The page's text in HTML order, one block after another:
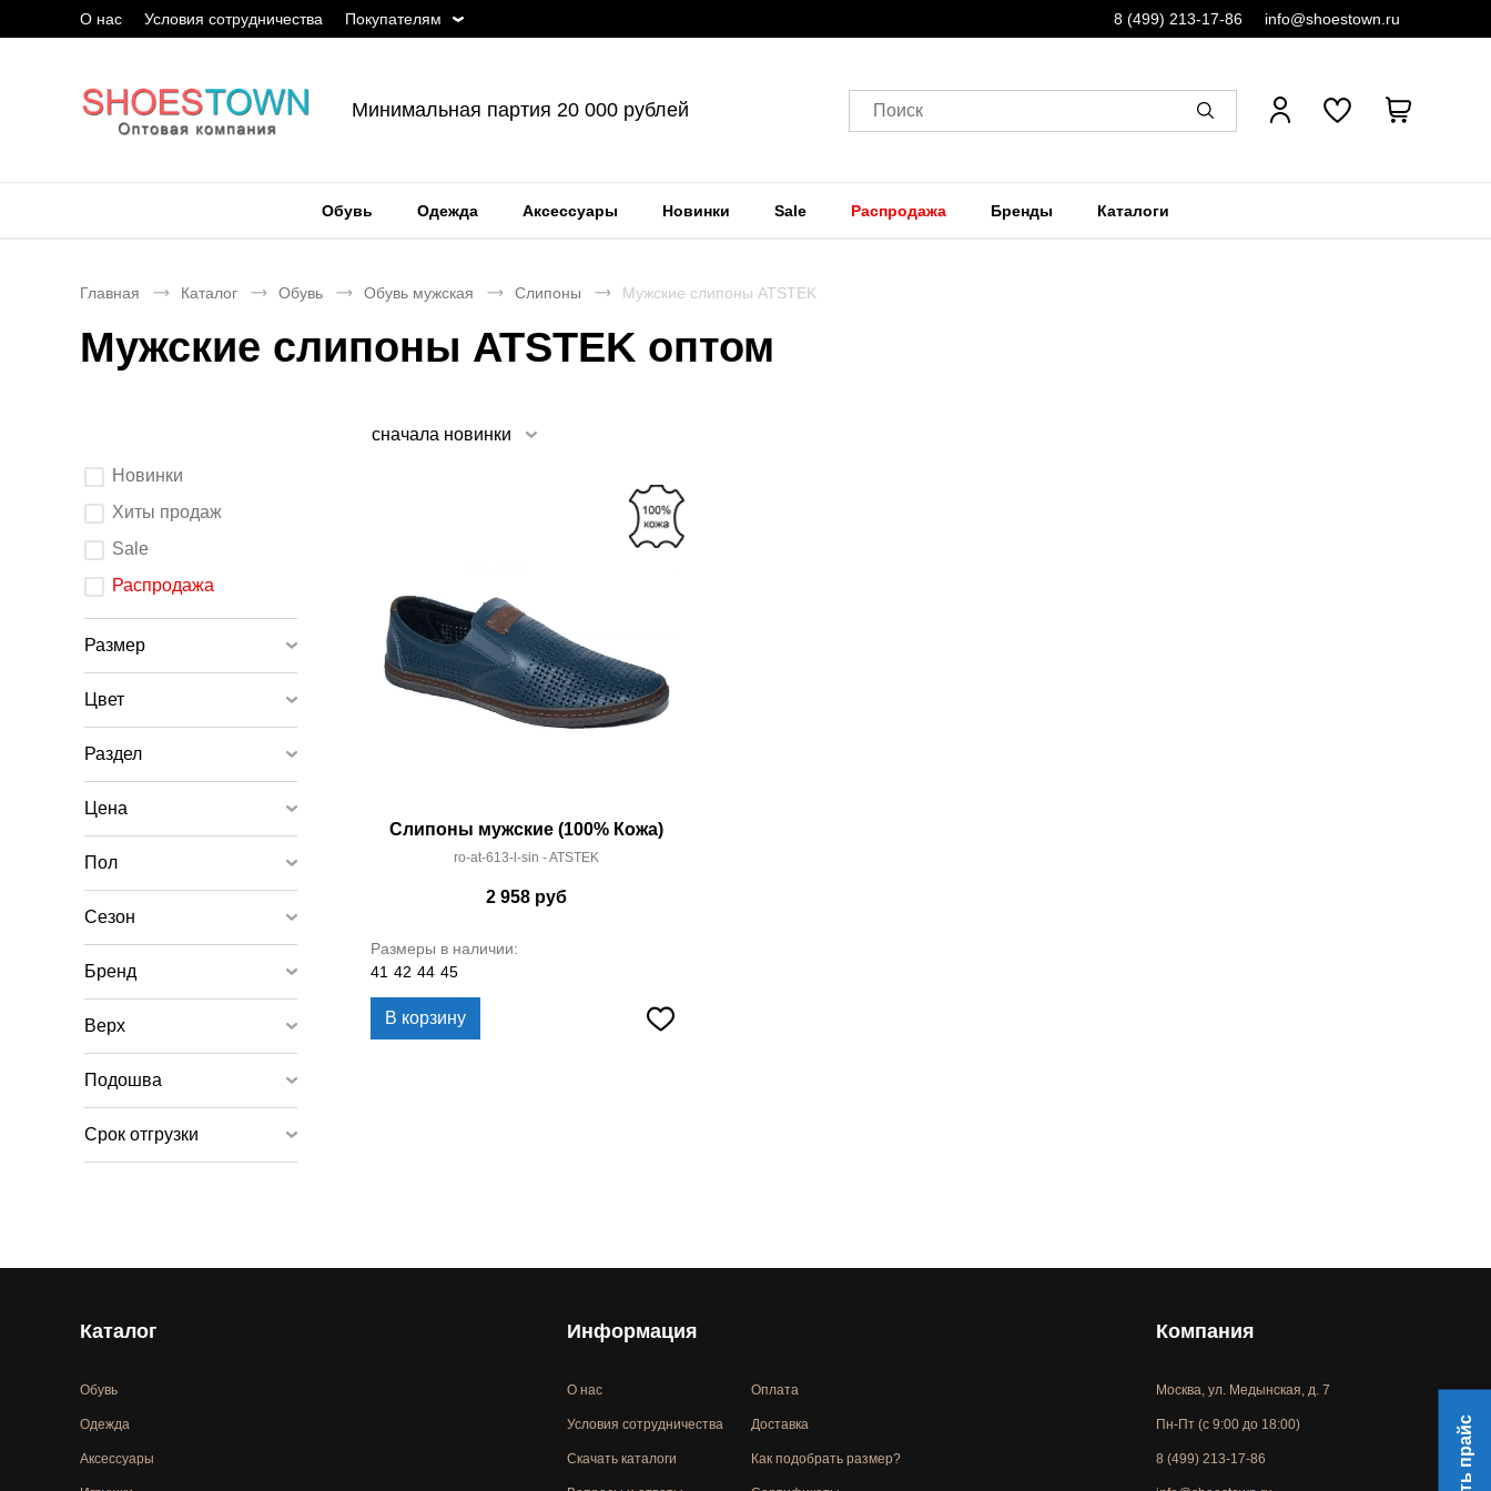
О нас Условия сотрудничества Покупателям 8 (499) 213-17-86 info@shoestown.ru
Минимальная партия 20 000 рублей Поиск
Обувь Одежда Аксессуары Новинки Sale Распродажа Бренды Каталоги
Главная Каталог Обувь Обувь мужская Слипоны Мужские слипоны ATSTEK
Мужские слипоны ATSTEK оптом
Выберите
параметры
После
изменения
элемента
ввода
обновится.
Новинки
Хиты продаж
Sale
Распродажа
Размер
Цвет
Раздел
Цена
Пол
Сезон
Бренд
Верх
Подошва
Срок отгрузки
сначала новинки
Слипоны мужские (100% Кожа)
ro-at-613-l-sin - ATSTEK
2 958руб
Размеры в наличии:
41 42 44 45
В корзину
Каталог
Обувь
Одежда
Аксессуары
Информация
О нас
Условия сотрудничества
Скачать каталоги
Оплата
Доставка
Как подобрать размер?
Компания
Москва, ул. Медынская, д. 7
Пн-Пт (с 9:00 до 18:00)
8 (499) 213-17-86